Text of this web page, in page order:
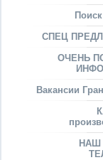
СПЕЦ
ОЧЕНЬ
Вакансии
НАШ